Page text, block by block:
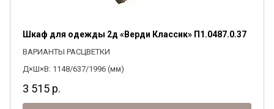
Шкаф для одежды 2д «Верди Классик» П1.0487.0.37
ВАРИАНТЫ РАСЦВЕТКИ
Д×Ш×В: 1148/637/1996 (мм)
3 515 р.